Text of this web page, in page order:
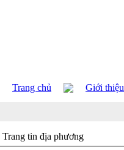
Trang chủ Giới thiệu
Trang tin địa phương